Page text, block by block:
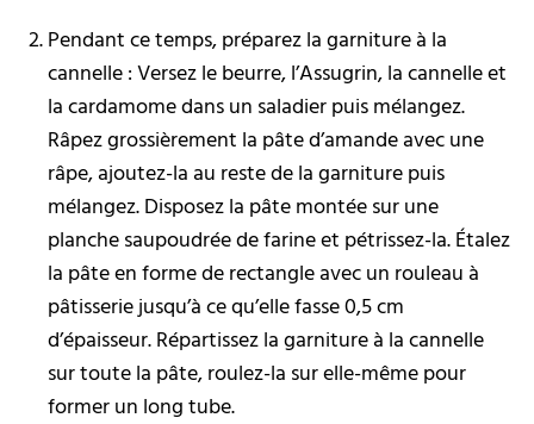
Pendant ce temps, préparez la garniture à la
cannelle : Versez le beurre, l’Assugrin, la cannelle et
la cardamome dans un saladier puis mélangez.
Râpez grossièrement la pâte d’amande avec une
râpe, ajoutez-la au reste de la garniture puis
mélangez. Disposez la pâte montée sur une
planche saupoudrée de farine et pétrissez-la. Étalez
la pâte en forme de rectangle avec un rouleau à
pâtisserie jusqu’à ce qu’elle fasse 0,5 cm
d’épaisseur. Répartissez la garniture à la cannelle
sur toute la pâte, roulez-la sur elle-même pour
former un long tube.